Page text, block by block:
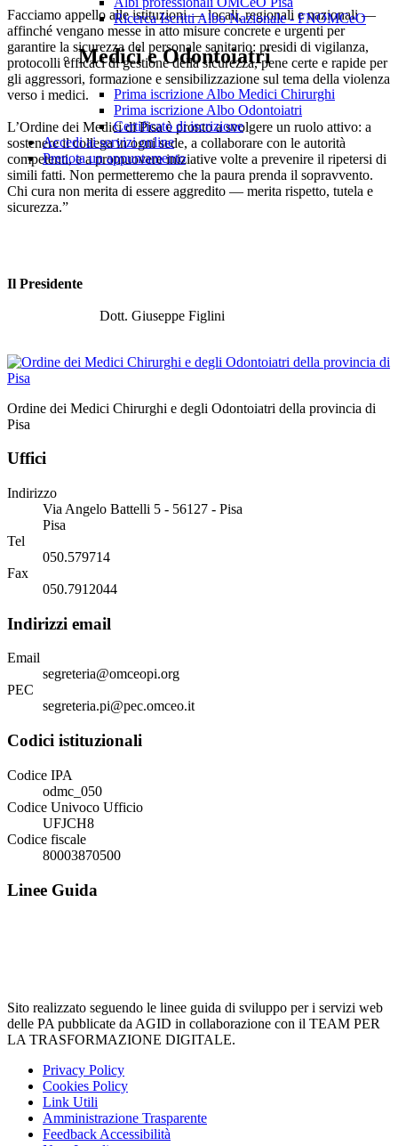
Ricerca Iscritti Albo Nazionale - FNOMCeO
Medici e Odontoiatri
Prima iscrizione Albo Medici Chirurghi
Prima iscrizione Albo Odontoiatri
Certificato di iscrizione
Accedi ai servizi online
Prenota un appuntamento
Facciamo appello alle istituzioni — locali, regionali e nazionali —
affinché vengano messe in atto misure concrete e urgenti per
garantire la sicurezza del personale sanitario: presidi di vigilanza,
protocolli efficaci di gestione della sicurezza, pene certe e rapide per
gli aggressori, formazione e sensibilizzazione sul tema della violenza
verso i medici.
L’Ordine dei Medici di Pisa è pronto a svolgere un ruolo attivo: a
sostenere il collega in ogni sede, a collaborare con le autorità
competenti, e a promuovere iniziative volte a prevenire il ripetersi di
simili fatti. Non permetteremo che la paura prenda il sopravvento.
Chi cura non merita di essere aggredito — merita rispetto, tutela e
sicurezza.”
Il Presidente
Dott. Giuseppe Figlini
Ordine dei Medici Chirurghi e degli Odontoiatri della provincia di
Pisa
Uffici
Indirizzo
Via Angelo Battelli 5 - 56127 - Pisa
Pisa
Tel
050.579714
Fax
050.7912044
Indirizzi email
Email
segreteria@omceopi.org
PEC
segreteria.pi@pec.omceo.it
Codici istituzionali
Codice IPA
odmc_050
Codice Univoco Ufficio
UFJCH8
Codice fiscale
80003870500
Linee Guida
Sito realizzato seguendo le linee guida di sviluppo per i servizi web
delle PA pubblicate da AGID in collaborazione con il TEAM PER
LA TRASFORMAZIONE DIGITALE.
Privacy Policy
Cookies Policy
Link Utili
Amministrazione Trasparente
Feedback Accessibilità